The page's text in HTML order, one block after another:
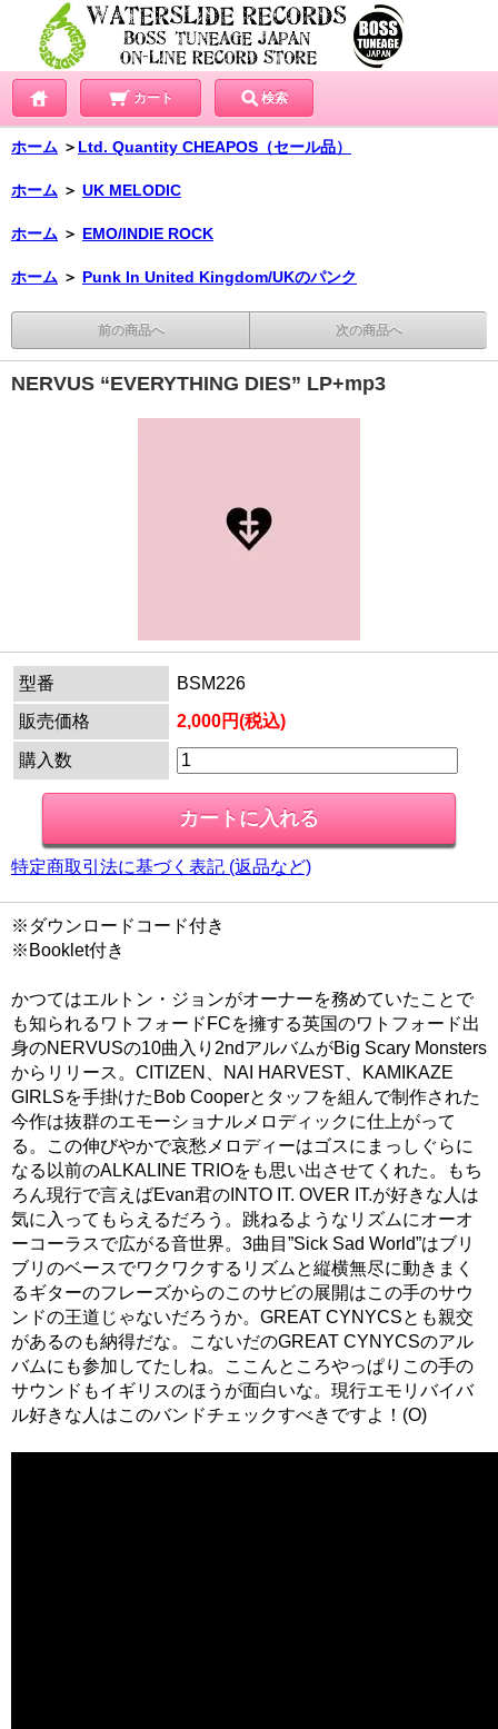
カート 検索
ホーム ＞ Ltd. Quantity CHEAPOS（セール品）
ホーム ＞ UK MELODIC
ホーム ＞ EMO/INDIE ROCK
ホーム ＞ Punk In United Kingdom/UKのパンク
前の商品へ 次の商品へ
NERVUS “EVERYTHING DIES” LP+mp3
型番
BSM226
販売価格
2,000円(税込)
購入数
特定商取引法に基づく表記 (返品など)
※ダウンロードコード付き
※Booklet付き
かつてはエルトン・ジョンがオーナーを務めていたことで
も知られるワトフォードFCを擁する英国のワトフォード出
身のNERVUSの10曲入り2ndアルバムがBig Scary Monsters
からリリース。CITIZEN、NAI HARVEST、KAMIKAZE
GIRLSを手掛けたBob Cooperとタッフを組んで制作された
今作は抜群のエモーショナルメロディックに仕上がって
る。この伸びやかで哀愁メロディーはゴスにまっしぐらに
なる以前のALKALINE TRIOをも思い出させてくれた。もち
ろん現行で言えばEvan君のINTO IT. OVER IT.が好きな人は
気に入ってもらえるだろう。跳ねるようなリズムにオーオ
ーコーラスで広がる音世界。3曲目”Sick Sad World”はブリ
ブリのベースでワクワクするリズムと縦横無尽に動きまく
るギターのフレーズからのこのサビの展開はこの手のサウ
ンドの王道じゃないだろうか。GREAT CYNYCSとも親交
があるのも納得だな。こないだのGREAT CYNYCSのアル
バムにも参加してたしね。ここんところやっぱりこの手の
サウンドもイギリスのほうが面白いな。現行エモリバイバ
ル好きな人はこのバンドチェックすべきですよ！(O)